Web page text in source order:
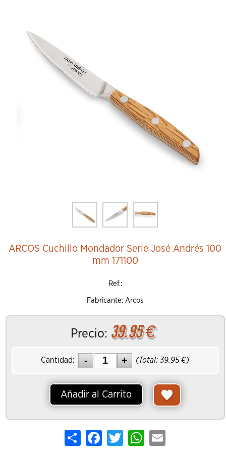
ARCOS Cuchillo Mondador Serie José Andrés 100
mm 171100
Ref.:
Fabricante: Arcos
Precio: 39.95€
Cantidad: (Total:39.95 €)
Añadir al Carrito
Share FacebookTwitter WhatsApp